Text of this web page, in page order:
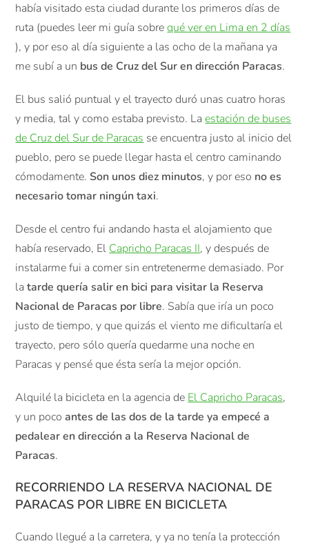
había visitado esta ciudad durante los primeros días de
ruta (puedes leer mi guía sobrequé ver en Lima en 2 días
), y por eso al día siguiente a las ocho de la mañana ya
me subí a un bus de Cruz del Sur en dirección Paracas.
El bus salió puntual y el trayecto duró unas cuatro horas
y media, tal y como estaba previsto. Laestación de buses
de Cruz del Sur de Paracasse encuentra justo al inicio del
pueblo, pero se puede llegar hasta el centro caminando
cómodamente. Son unos diez minutos, y por eso no es
necesario tomar ningún taxi.
Desde el centro fui andando hasta el alojamiento que
había reservado, ElCapricho Paracas II, y después de
instalarme fui a comer sin entretenerme demasiado. Por
latarde quería salir en bici para visitar la Reserva
Nacional de Paracas por libre. Sabía que iría un poco
justo de tiempo, y que quizás el viento me dificultaría el
trayecto, pero sólo quería quedarme una noche en
Paracas y pensé que ésta sería la mejor opción.
Alquilé la bicicleta en la agencia deEl Capricho Paracas,
y un pocoantes de las dos de la tarde ya empecé a
pedalear en dirección a la Reserva Nacional de
Paracas.
RECORRIENDO LA RESERVA NACIONAL DE
PARACAS POR LIBRE EN BICICLETA
Cuando llegué a la carretera, y ya no tenía la protección